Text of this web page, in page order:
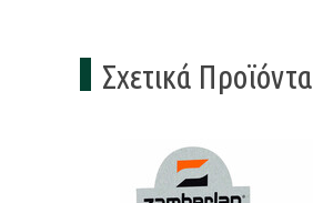
Σχετικά Προϊόντα